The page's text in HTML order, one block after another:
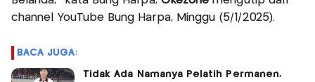
channel YouTube Bung Harpa, Minggu (5/1/2025).
BACA JUGA:
Tidak Ada Namanya Pelatih Permanen,